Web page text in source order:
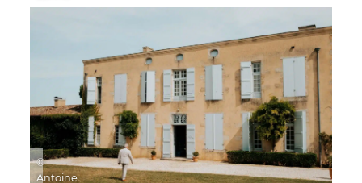
©
Antoine